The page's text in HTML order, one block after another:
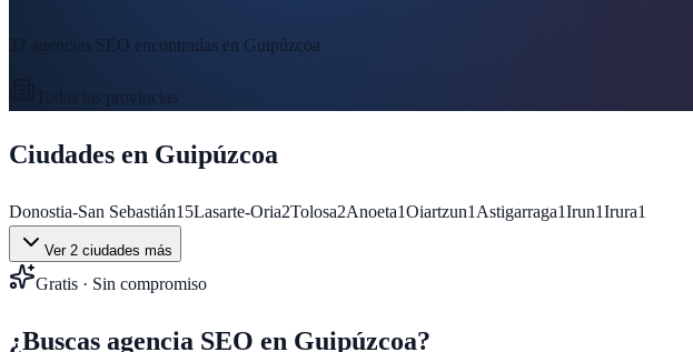
agencias SEO encontradas en Guipúzcoa
Todas las provincias
Ciudades en Guipúzcoa
Donostia-San Sebastián15Lasarte-Oria2Tolosa2Anoeta1Oiartzun1 Astigarraga1Irun1Irura1
Ver 2 ciudades más
Gratis · Sin compromiso
¿Buscas agencia SEO en Guipúzcoa?